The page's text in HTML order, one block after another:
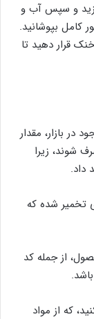
و سپس آب و
کامل بپوشانید.
قرار دهید تا
در بازار، مقدار
شوند، زیرا
داد.
تخمیر شده که
از جمله کد
که از مواد